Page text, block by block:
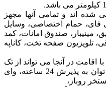
شده اند و تمامی آنها مجهز
فای، حمام اختصاصی، وسایل
مینیبار، صندوق امانات، کمد
تلویزیون صفحه تخت، کاناپه
اقامت در آنجا می تواند از تک
تک این امکانات بهره مند شوند می توان به پذیرش 24 ساعته، وای
روباز،